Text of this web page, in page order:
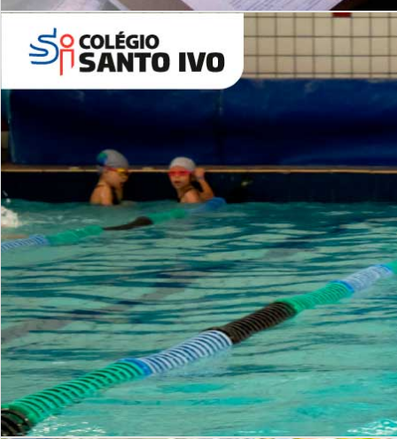
Leituras Literárias
ALUNOS NOVOS
Entre em Contato
INSTITUCIONAL